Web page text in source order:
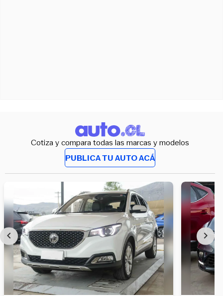
Cotiza y compara todas las marcas y modelos
PUBLICA TU AUTO ACÁ